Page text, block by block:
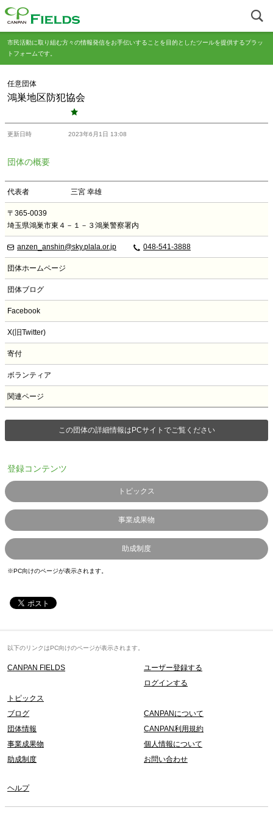
市民活動に取り組む方々の情報発信をお手伝いすることを目的としたツールを提供するプラッ
トフォームです。
任意団体
鴻巣地区防犯協会
更新日時 2023年6月1日 13:08
団体の概要
代表者 三宮 幸雄
〒365-0039
埼玉県鴻巣市東４－１－３鴻巣警察署内
anzen_anshin@sky.plala.or.jp 048-541-3888
団体ホームページ
団体ブログ
Facebook
X(旧Twitter)
寄付
ボランティア
関連ページ
この団体の詳細情報はPCサイトでご覧ください
登録コンテンツ
トピックス
事業成果物
助成制度
※PC向けのページが表示されます。
以下のリンクはPC向けのページが表示されます。
CANPAN FIELDS
ユーザー登録する
ログインする
トピックス
ブログ
団体情報
事業成果物
助成制度
CANPANについて
CANPAN利用規約
個人情報について
お問い合わせ
ヘルプ